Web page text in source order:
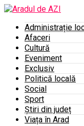
Administrație
Afaceri
Cultură
Eveniment
Exclusiv
Politică locală
Social
Sport
Știri din județ
Viața în Arad